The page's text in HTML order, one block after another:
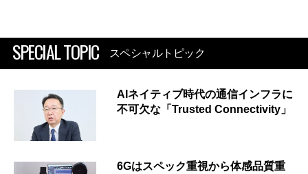
SPECIAL TOPIC スペシャルトピック
AIネイティブ時代の通信インフラに
不可欠な「Trusted Connectivity」
6Gはスペック重視から体感品質重